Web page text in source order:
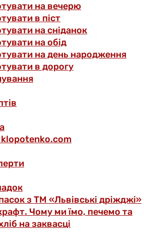
на вечерю
в піст
на сніданок
на обід
на день народження
в дорогу
klopotenko.com
з ТМ «Львівські дріжджі»
Чому ми їмо, печемо та
на заквасці